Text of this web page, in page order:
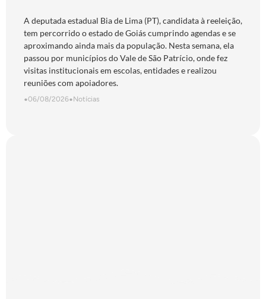
A deputada estadual Bia de Lima (PT), candidata à reeleição,
tem percorrido o estado de Goiás cumprindo agendas e se
aproximando ainda mais da população. Nesta semana, ela
passou por municípios do Vale de São Patrício, onde fez
visitas institucionais em escolas, entidades e realizou
reuniões com apoiadores.
•06/08/2026•Notícias